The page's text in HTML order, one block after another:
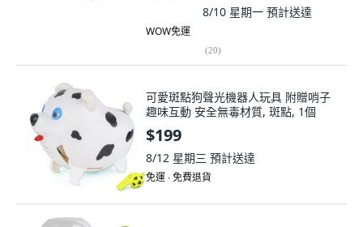
8/10 星期一 預計送達
WOW免運
(20)
可愛斑點狗聲光機器人玩具 附贈哨子
趣味互動 安全無毒材質, 斑點, 1個
$199
8/12 星期三 預計送達
免運 ∙ 免費退貨